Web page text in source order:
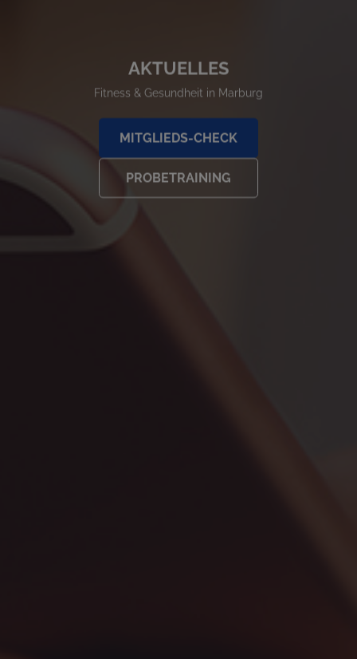
AKTUELLES
Fitness & Gesundheit in Marburg
MITGLIEDS-CHECK
PROBETRAINING